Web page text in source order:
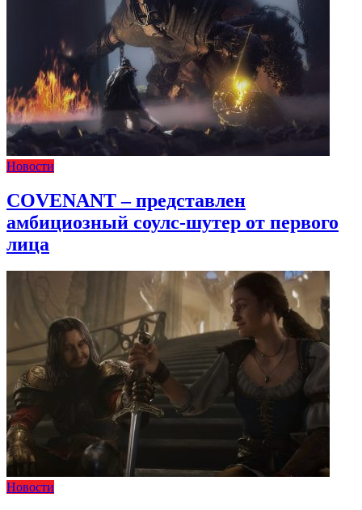
Новости
COVENANT – представлен
амбициозный соулс-шутер от первого
лица
Новости